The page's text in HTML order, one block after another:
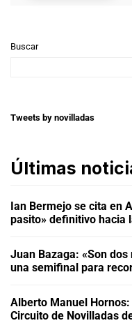
Buscar
Tweets by novilladas
Últimas
Ian Bermejo se cita en
pasito» definitivo hacia
Juan Bazaga: «Son
una semifinal para
Alberto Manuel
Circuito de Novilladas